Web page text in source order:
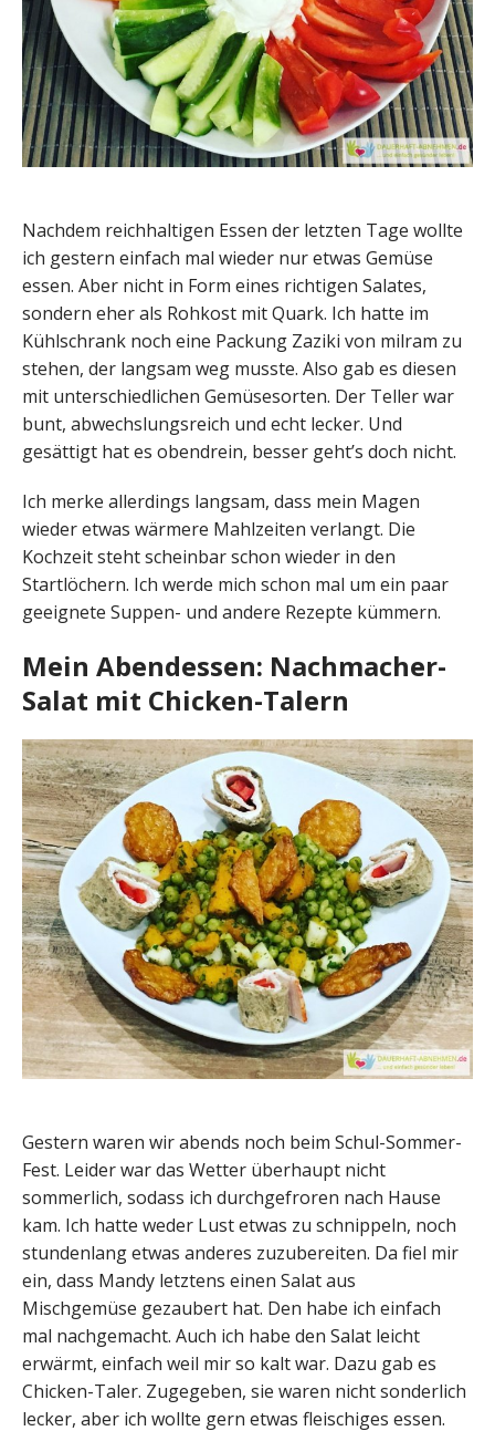
Nachdem reichhaltigen Essen der letzten Tage wollte
ich gestern einfach mal wieder nur etwas Gemüse
essen. Aber nicht in Form eines richtigen Salates,
sondern eher als Rohkost mit Quark. Ich hatte im
Kühlschrank noch eine Packung Zaziki von milram zu
stehen, der langsam weg musste. Also gab es diesen
mit unterschiedlichen Gemüsesorten. Der Teller war
bunt, abwechslungsreich und echt lecker. Und
gesättigt hat es obendrein, besser geht’s doch nicht.
Ich merke allerdings langsam, dass mein Magen
wieder etwas wärmere Mahlzeiten verlangt. Die
Kochzeit steht scheinbar schon wieder in den
Startlöchern. Ich werde mich schon mal um ein paar
geeignete Suppen- und andere Rezepte kümmern.
Mein Abendessen: Nachmacher-
Salat mit Chicken-Talern
Gestern waren wir abends noch beim Schul-Sommer-
Fest. Leider war das Wetter überhaupt nicht
sommerlich, sodass ich durchgefroren nach Hause
kam. Ich hatte weder Lust etwas zu schnippeln, noch
stundenlang etwas anderes zuzubereiten. Da fiel mir
ein, dass Mandy letztens einen Salat aus
Mischgemüse gezaubert hat. Den habe ich einfach
mal nachgemacht. Auch ich habe den Salat leicht
erwärmt, einfach weil mir so kalt war. Dazu gab es
Chicken-Taler. Zugegeben, sie waren nicht sonderlich
lecker, aber ich wollte gern etwas fleischiges essen.